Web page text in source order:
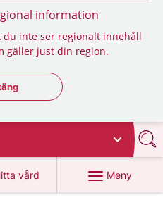
information
inte ser regionalt innehåll
gäller just din region.
regionsväljaren
vård
på 1177.se
Meny